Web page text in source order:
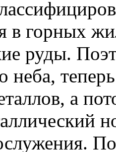
в горных
руды.
неба,
а